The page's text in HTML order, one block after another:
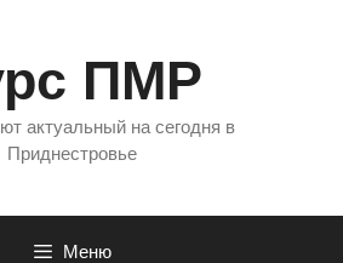
ПМР
актуальный на сегодня в
Приднестровье
Меню